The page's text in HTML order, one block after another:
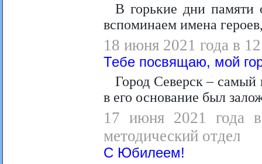
В горькие дни памяти
вспоминаем имена
18 июня 2021 года в
Тебе посвящаю, мой
Город Северск –
в его основание был
17 июня 2021 года в
методический отдел
С Юбилеем!